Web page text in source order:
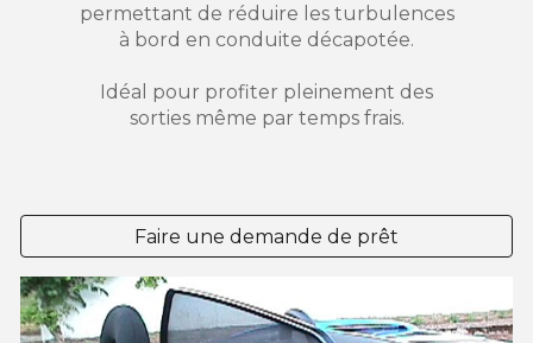
permettant de réduire les turbulences
à bord en conduite décapotée.
Idéal pour profiter pleinement des
sorties même par temps frais.
Faire une demande de prêt